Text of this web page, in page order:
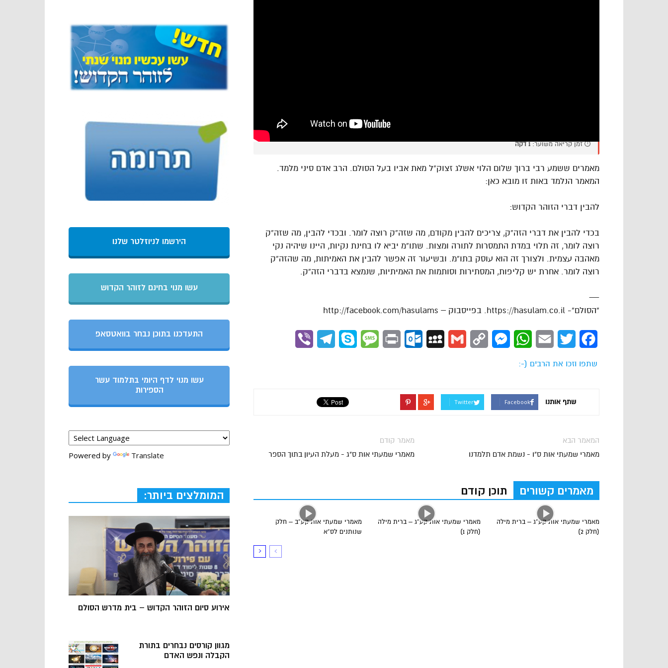
⏱️ זמן קריאה משוער:1 דקה
מאמרים ששמע רבי ברוך שלום הלוי אשלג זצוק”ל מאת אביו בעל הסולם. הרב אדם סיני מלמד.
המאמר הנלמד באות זו מובא כאן:
להבין דברי הזוהר הקדוש:
בכדי להבין את דברי הזה”ק, צריכים להבין מקודם, מה שזה”ק רוצה לומר. ובכדי להבין, מה שזה”ק
רוצה לומר, זה תלוי במדת התמסרות לתורה ומצות. שתו”מ יביא לו בחינת נקיות, היינו שיהיה נקי
מאהבה עצמית. ולצורך זה הוא עוסק בתו”מ. ובשיעור זה אפשר להבין את האמיתות, מה שהזה”ק
רוצה לומר. אחרת יש קליפות, המסתירות וסותמות את האמיתיות, שנמצא בדברי הזה”ק.
—
“הסולם”- https://hasulam.co.il. בפייסבוק – http://facebook.com/hasulams
Facebook
Twitter
Email
WhatsApp
Messenger
Copy
Gmail
MySpace
Outlook.com
Print
Message
Skype
Telegram
שתפו וזכו את הרבים (-:
שתף אותנו Facebook
Twitter
מאמר קודם
מאמרי שמעתי אות ס"ג - מעלת העיון בתוך הספר
המאמר הבא
מאמרי שמעתי אות ס"ו - נשמת אדם תלמדנו
מאמרים קשורים תוכן קודם
מאמרי שמעתי אות קע”ב – חלק
שנותנים לס”א
מאמרי שמעתי אות קע”ג – ברית מילה
(חלק 1)
מאמרי שמעתי אות קע”ג – ברית מילה
(חלק 2)
הירשמו לניוזלטר שלנו
עשו מנוי בחינם לזוהר הקדוש
התעדכנו בתוכן נבחר בוואטסאפ
עשו מנוי לדף היומי בתלמוד עשר
הספירות
Powered by Translate
המומלצים ביותר:
אירוע סיום הזוהר הקדוש – בית מדרש הסולם
מגוון קורסים נבחרים בתורת
הקבלה ונפש האדם